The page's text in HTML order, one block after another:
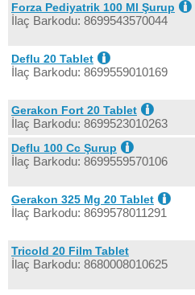
Forza Pediyatrik 100 Ml Şurup
İlaç Barkodu: 8699543570044
Deflu 20 Tablet
İlaç Barkodu: 8699559010169
Gerakon Fort 20 Tablet
İlaç Barkodu: 8699523010263
Deflu 100 Cc Şurup
İlaç Barkodu: 8699559570106
Gerakon 325 Mg 20 Tablet
İlaç Barkodu: 8699578011291
Tricold 20 Film Tablet
İlaç Barkodu: 8680008010625